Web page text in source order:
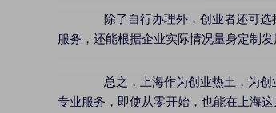
除了自行办理外，创业者还可选
服务，还能根据企业实际情况量身定制
总之，上海作为创业热土，为创
专业服务，即使从零开始，也能在上海